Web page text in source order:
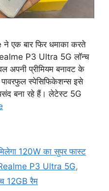
ने एक बार फिर धमाका करते
P3 Ultra 5G लॉन्च
अपनी प्रीमियम बनावट के
पावरफुल स्पेसिफिकेशन्स इसे
बना रहे हैं। लेटेस्ट 5G
120W का सुपर फास्ट
P3 Ultra 5G,
12GB रैम